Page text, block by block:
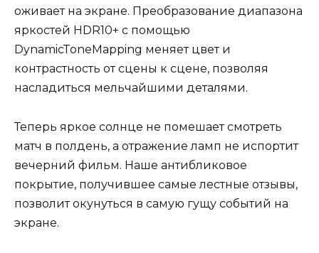
оживает на экране. Преобразование диапазона
яркостей HDR10+ с помощью
DynamicToneMapping меняет цвет и
контрастность от сцены к сцене, позволяя
насладиться мельчайшими деталями.
Теперь яркое солнце не помешает смотреть
матч в полдень, а отражение ламп не испортит
вечерний фильм. Наше антибликовое
покрытие, получившее самые лестные отзывы,
позволит окунуться в самую гущу событий на
экране.